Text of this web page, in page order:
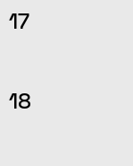
17
18